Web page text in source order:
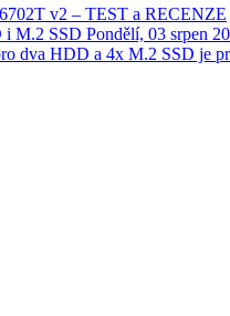
v2 – TEST a RECENZE
i M.2 SSD Pondělí, 03 srpen
dva HDD a 4x M.2 SSD je